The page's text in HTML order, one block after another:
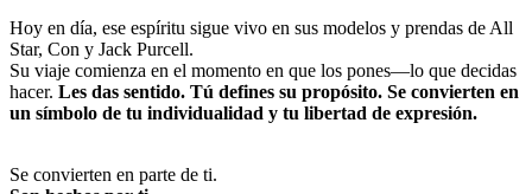
Hoy en día, ese espíritu sigue vivo en sus modelos y prendas de All
Star, Con y Jack Purcell.
Su viaje comienza en el momento en que los pones—lo que decidas
hacer. Les das sentido. Tú defines su propósito. Se convierten en
un símbolo de tu individualidad y tu libertad de expresión.
Se convierten en parte de ti.